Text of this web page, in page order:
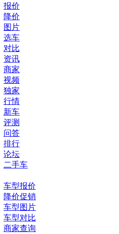
报价
降价
图片
选车
对比
资讯
商家
视频
独家
行情
新车
评测
问答
排行
论坛
二手车
车型报价
降价促销
车型图片
车型对比
商家查询